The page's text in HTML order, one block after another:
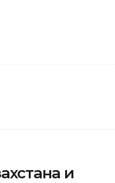
и